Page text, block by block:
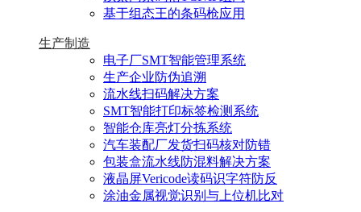
基于组态王的条码枪应用
生产制造
电子厂SMT智能管理系统
生产企业防伪追溯
流水线扫码解决方案
SMT智能打印标签检测系统
智能仓库亮灯分拣系统
汽车装配厂发货扫码核对防错
包装盒流水线防混料解决方案
液晶屏Vericode读码识字符防反
涂油金属视觉识别与上位机比对